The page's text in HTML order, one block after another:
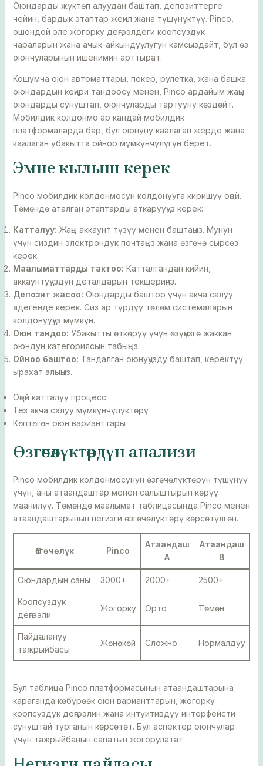
Оюндарды жүктөп алуудан баштап, депозиттерге
чейин, бардык этаптар жеңил жана түшүнүктүү. Pinco,
ошондой эле жогорку деңгээлдеги коопсуздук
чараларын жана ачык-айкындуулугун камсыздайт, бул өз
оюнчуларынын ишенимин арттырат.
Кошумча оюн автоматтары, покер, рулетка, жана башка
оюндардын кеңири тандоосу менен, Pinco ардайым жаңы
оюндарды сунуштап, оюнчуларды тартууну көздөйт.
Мобилдик колдонмо ар кандай мобилдик
платформаларда бар, бул оюнуну каалаган жерде жана
каалаган убакытта ойноо мүмкүнчүлүгүн берет.
Эмне кылыш керек
Pinco мобилдик колдонмосун колдонууга киришүү оңой.
Төмөндө аталган этаптарды аткарууңуз керек:
Катталуу: Жаңы аккаунт түзүү менен баштаңыз. Мунун
үчүн сиздин электрондук почтаңыз жана өзгөчө сырсөз
керек.
Маалыматтарды тактоо: Катталгандан кийин,
аккаунтуңуздун деталдарын текшериңиз.
Депозит жасоо: Оюндарды баштоо үчүн акча салуу
адегенде керек. Сиз ар түрдүү төлөм системаларын
колдонууңуз мүмкүн.
Оюн тандоо: Убакытты өткөрүү үчүн өзүңүзгө жаккан
оюндун категориясын табыңыз.
Ойноо баштоо: Тандалган оюнуңузду баштап, керектүү
ырахат алыңыз.
Оңой катталуу процесс
Тез акча салуу мүмкүнчүлүктөрү
Көптөгөн оюн варианттары
Өзгөчөлүктөрдүн анализи
Pinco мобилдик колдонмосунун өзгөчөлүктөрүн түшүнүү
үчүн, аны атаандаштар менен салыштырып көрүү
маанилүү. Төмөндө маалымат таблицасында Pinco менен
атаандаштарынын негизги өзгөчөлүктөрү көрсөтүлгөн.
Өзгөчөлүк Pinco
Атаандаш
A
Атаандаш
B
Оюндардын саны 3000+ 2000+ 2500+
Коопсуздук
деңгээли
Жогорку Орто Төмөн
Пайдалануу
тажрыйбасы
Жөнөкөй Сложно Нормалдуу
Бул таблица Pinco платформасынын атаандаштарына
караганда көбүрөөк оюн варианттарын, жогорку
коопсуздук деңгээлин жана интуитивдүү интерфейсти
сунуштай турганын көрсөтөт. Бул аспектер оюнчулар
үчүн тажрыйбанын сапатын жогорулатат.